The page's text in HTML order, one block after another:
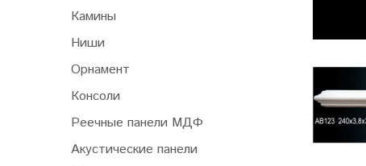
Камины
Ниши
Орнамент
Консоли
Реечные панели МДФ
Акустические панели